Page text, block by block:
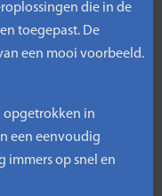
die in de
toegepast. De
een mooi voorbeeld.
opgetrokken in
een eenvoudig
immers op snel en